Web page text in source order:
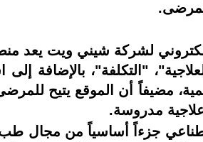
لشركة شيني ويت يعد
"التكلفة"، بالإضافة
مضيفاً أن الموقع يتيح
مدروسة.
جزءاً أساسياً من مجال